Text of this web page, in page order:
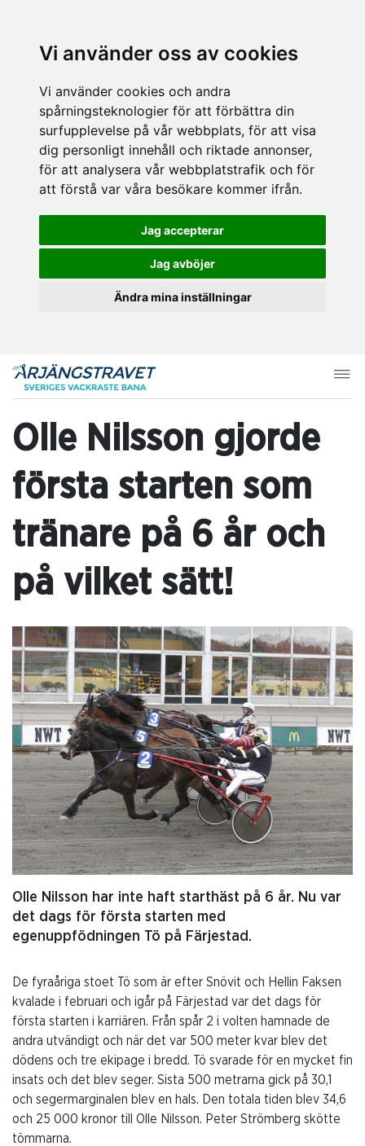
Vi använder oss av cookies
Vi använder cookies och andra
spårningsteknologier för att förbättra din
surfupplevelse på vår webbplats, för att visa
dig personligt innehåll och riktade annonser,
för att analysera vår webbplatstrafik och för
att förstå var våra besökare kommer ifrån.
Jag accepterar
Jag avböjer
Ändra mina inställningar
Olle Nilsson gjorde
första starten som
tränare på 6 år och
på vilket sätt!
Olle Nilsson har inte haft starthäst på 6 år. Nu var
det dags för första starten med
egenuppfödningen Tö på Färjestad.
De fyraåriga stoet Tö som är efter Snövit och Hellin Faksen
kvalade i februari och igår på Färjestad var det dags för
första starten i karriären. Från spår 2 i volten hamnade de
andra utvändigt och när det var 500 meter kvar blev det
dödens och tre ekipage i bredd. Tö svarade för en mycket fin
insats och det blev seger. Sista 500 metrarna gick på 30,1
och segermarginalen blev en hals. Den totala tiden blev 34,6
och 25 000 kronor till Olle Nilsson. Peter Strömberg skötte
tömmarna.